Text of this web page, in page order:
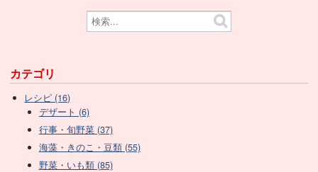
カテゴリ
レシピ (16)
デザート (6)
行事・旬野菜 (37)
海藻・きのこ・豆類 (55)
野菜・いも類 (85)